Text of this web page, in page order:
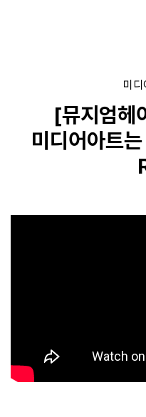
미디
[뮤지엄헤
미디어아트